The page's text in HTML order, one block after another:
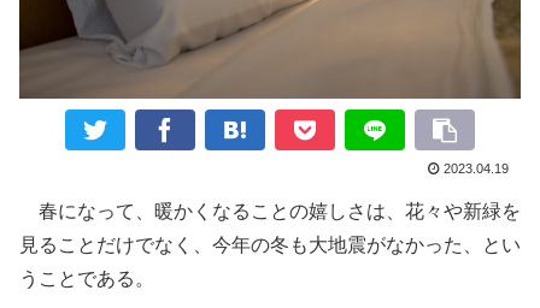
2023.04.19
春になって、暖かくなることの嬉しさは、花々や新緑を
見ることだけでなく、今年の冬も大地震がなかった、とい
うことである。